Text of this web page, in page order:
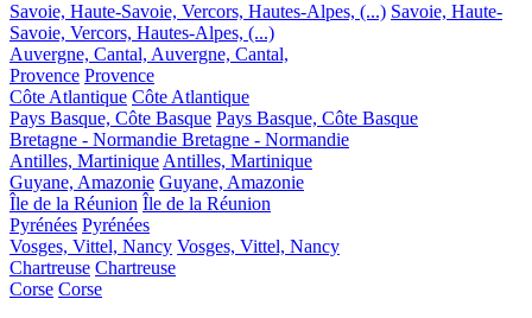
Savoie, Haute-Savoie, Vercors, Hautes-Alpes, (...) Savoie, Haute-
Savoie, Vercors, Hautes-Alpes, (...)
Auvergne, Cantal, Auvergne, Cantal,
Provence Provence
Côte Atlantique Côte Atlantique
Pays Basque, Côte Basque Pays Basque, Côte Basque
Bretagne - Normandie Bretagne - Normandie
Antilles, MartiniqueAntilles, Martinique
Guyane, Amazonie Guyane, Amazonie
Île de la Réunion Île de la Réunion
Pyrénées Pyrénées
Vosges, Vittel, Nancy Vosges, Vittel, Nancy
Chartreuse Chartreuse
Corse Corse